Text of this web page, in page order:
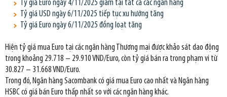
Tỷ giá Euro ngày 4/11/2025 giảm tại tất cả các ngân hàng
Tỷ giá USD ngày 6/11/2025 tiếp tục xu hướng tăng
Tỷ giá Euro ngày 6/11/2025 đồng loạt tăng
Hiện tỷ giá mua Euro tại các ngân hàng Thương mại được khảo sát dao động
trong khoảng 29.718 – 29.910 VND/Euro, còn tỷ giá bán ra trong phạm vi từ
30.827 – 31.668 VND/Euro.
Trong đó, Ngân hàng Sacombank có giá mua Euro cao nhất và Ngân hàng
HSBC có giá bán Euro thấp nhất so với các ngân hàng khác.